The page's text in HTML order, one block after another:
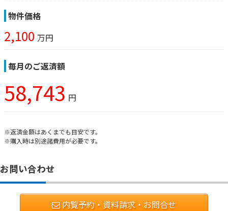
物件価格
2,100 万円
毎月のご返済額
58,743 円
※返済金額はあくまでも目安です。
※購入時は別途諸費用が必要です。
お問い合わせ
内覧予約・資料請求・お問合せ